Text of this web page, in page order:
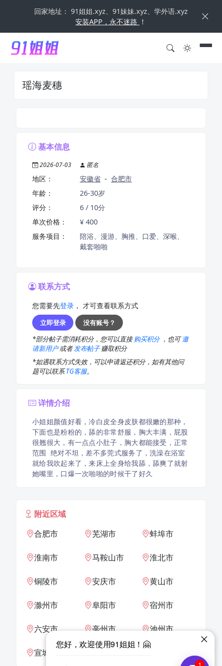
回家地址： 91姐姐.xyz、91妹妹.xyz、学外语.xyz
安装APP，永不迷路 ！
瑶海麦穗
基本信息
2026-07-03 匿名
地区： 安徽省 - 合肥市
年龄：
26-30岁
评分：
6 / 10分
单次价格：
¥ 400
服务项目：
陪浴、漫游、胸推、口爱、深喉、
戴套啪啪
联系方式
您需要先登录 ， 才可查看联系方式
立即登录
没有账号？
*部分帖子需消耗积分，您可以直接购买积分 ，也可邀
请新用户或者发布帖子赚取积分
*如遇联系方式失效，可以申请返还积分，如有其他问
题可以联系TG客服。
详情介绍
小姐姐颜值好看，冷白皮全身皮肤都很嫩的那种，
下面也是粉粉的，舔的非常舒服，胸大丰满，屁股
很翘很大，有一点点小肚子，胸大都能接受，正常
范围 绝对不坦，差不多莞式服务了，洗澡在浴室
就给我吹起来了，来床上全身给我舔，舔爽了就射
她嘴里，口爆一次啪啪的时候干了好久
附近区域
合肥市
芜湖市 蚌埠市
淮南市 马鞍山市 淮北市
铜陵市 安庆市 黄山市
滁州市 阜阳市 宿州市
六安市 亳州市 池州市
宣城市